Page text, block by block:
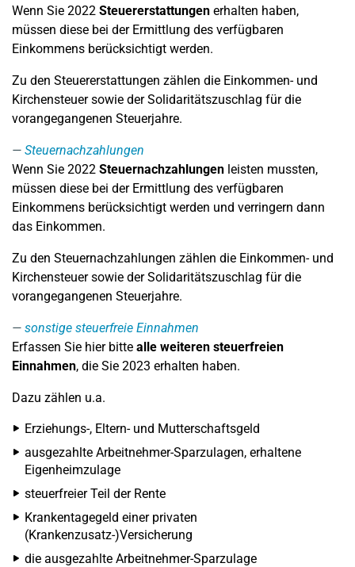
Wenn Sie 2022 Steuererstattungen erhalten haben,
müssen diese bei der Ermittlung des verfügbaren
Einkommens berücksichtigt werden.
Zu den Steuererstattungen zählen die Einkommen- und
Kirchensteuer sowie der Solidaritätszuschlag für die
vorangegangenen Steuerjahre.
Steuernachzahlungen
Wenn Sie 2022 Steuernachzahlungen leisten mussten,
müssen diese bei der Ermittlung des verfügbaren
Einkommens berücksichtigt werden und verringern dann
das Einkommen.
Zu den Steuernachzahlungen zählen die Einkommen- und
Kirchensteuer sowie der Solidaritätszuschlag für die
vorangegangenen Steuerjahre.
sonstige steuerfreie Einnahmen
Erfassen Sie hier bitte alle weiteren steuerfreien
Einnahmen, die Sie 2023 erhalten haben.
Dazu zählen u.a.
Erziehungs-, Eltern- und Mutterschaftsgeld
ausgezahlte Arbeitnehmer-Sparzulagen, erhaltene
Eigenheimzulage
steuerfreier Teil der Rente
Krankentagegeld einer privaten
(Krankenzusatz-)Versicherung
die ausgezahlte Arbeitnehmer-Sparzulage